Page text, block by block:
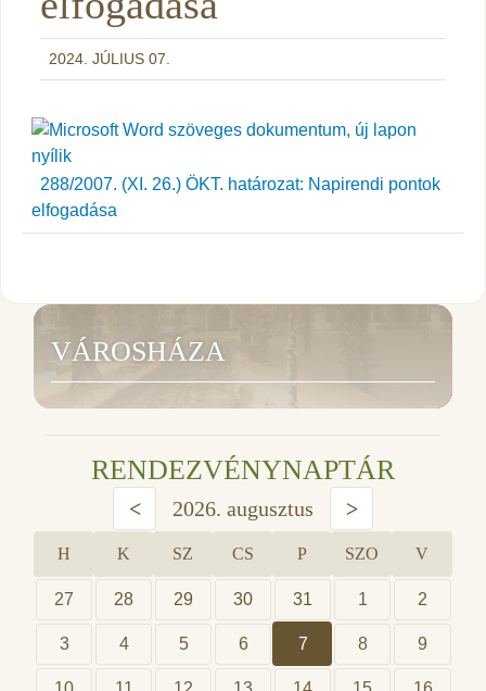
2024. JÚLIUS 07.
288/2007. (XI. 26.) ÖKT. határozat: Napirendi pontok
elfogadása
VÁROSHÁZA
RENDEZVÉNYNAPTÁR
< 2026. augusztus >
H K SZ CS P SZO V
27 28 29 30 31 1 2
3 4 5 6 7 8 9